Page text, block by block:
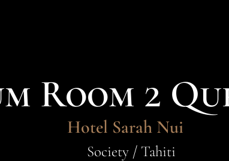
Room 2
Hotel Sarah Nui
Society / Tahiti